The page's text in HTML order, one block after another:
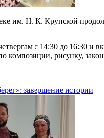
им. Н. К. Крупской
с 14:30 до 16:30 и
композиции, рисунку,
завершение истории